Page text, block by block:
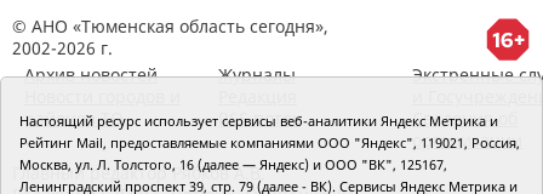
© АНО «Тюменская область сегодня»,
2002-2026 г.
Архив новостей
районов ТО
Журналы
RSS поток
Экстренные
Сведения об
организации
Главный редактор Рябков А.В.
Настоящий ресурс использует сервисы веб-аналитики Яндекс Метрика и
Рейтинг Mail, предоставляемые компаниями ООО "Яндекс", 119021, Россия,
Москва, ул. Л. Толстого, 16 (далее — Яндекс) и ООО "ВК", 125167,
Ленинградский проспект 39, стр. 79 (далее - ВК). Сервисы Яндекс Метрика и